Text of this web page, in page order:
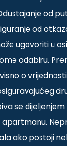
od
od
ugovoriti u
odabiru.
o
se dijeljenjem
apartmanu.
ako postoji